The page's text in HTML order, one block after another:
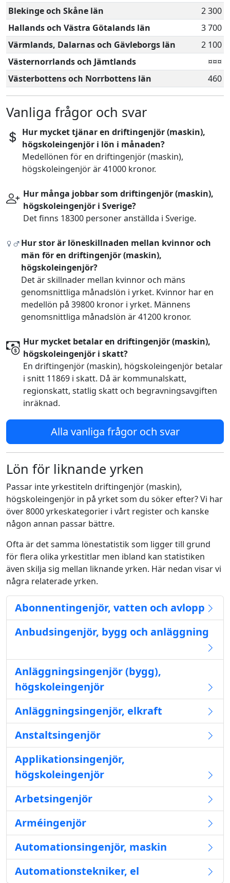
Blekinge och Skåne län
2 300
Hallands och Västra Götalands län
3 700
Värmlands, Dalarnas och Gävleborgs län
2 100
Västernorrlands och Jämtlands
¤¤¤
Västerbottens och Norrbottens län
460
Vanliga frågor och svar
Hur mycket tjänar en driftingenjör (maskin),
högskoleingenjör i lön i månaden?
Medellönen för en driftingenjör (maskin),
högskoleingenjör är 41000 kronor.
Hur många jobbar som driftingenjör (maskin),
högskoleingenjör i Sverige?
Det finns 18300 personer anställda i Sverige.
Hur stor är löneskillnaden mellan kvinnor och
män för en driftingenjör (maskin),
högskoleingenjör?
Det är skillnader mellan kvinnor och mäns
genomsnittliga månadslön i yrket. Kvinnor har en
medellön på 39800 kronor i yrket. Männens
genomsnittliga månadslön är 41200 kronor.
Hur mycket betalar en driftingenjör (maskin),
högskoleingenjör i skatt?
En driftingenjör (maskin), högskoleingenjör betalar
i snitt 11869 i skatt. Då är kommunalskatt,
regionskatt, statlig skatt och begravningsavgiften
inräknad.
Alla vanliga frågor och svar
Lön för liknande yrken
Passar inte yrkestiteln driftingenjör (maskin),
högskoleingenjör in på yrket som du söker efter? Vi har
över 8000 yrkeskategorier i vårt register och kanske
någon annan passar bättre.
Ofta är det samma lönestatistik som ligger till grund
för flera olika yrkestitlar men ibland kan statistiken
även skilja sig mellan liknande yrken. Här nedan visar vi
några relaterade yrken.
Abonnentingenjör, vatten och avlopp
Anbudsingenjör, bygg och anläggning
Anläggningsingenjör (bygg),
högskoleingenjör
Anläggningsingenjör, elkraft
Anstaltsingenjör
Applikationsingenjör,
högskoleingenjör
Arbetsingenjör
Arméingenjör
Automationsingenjör, maskin
Automationstekniker, el